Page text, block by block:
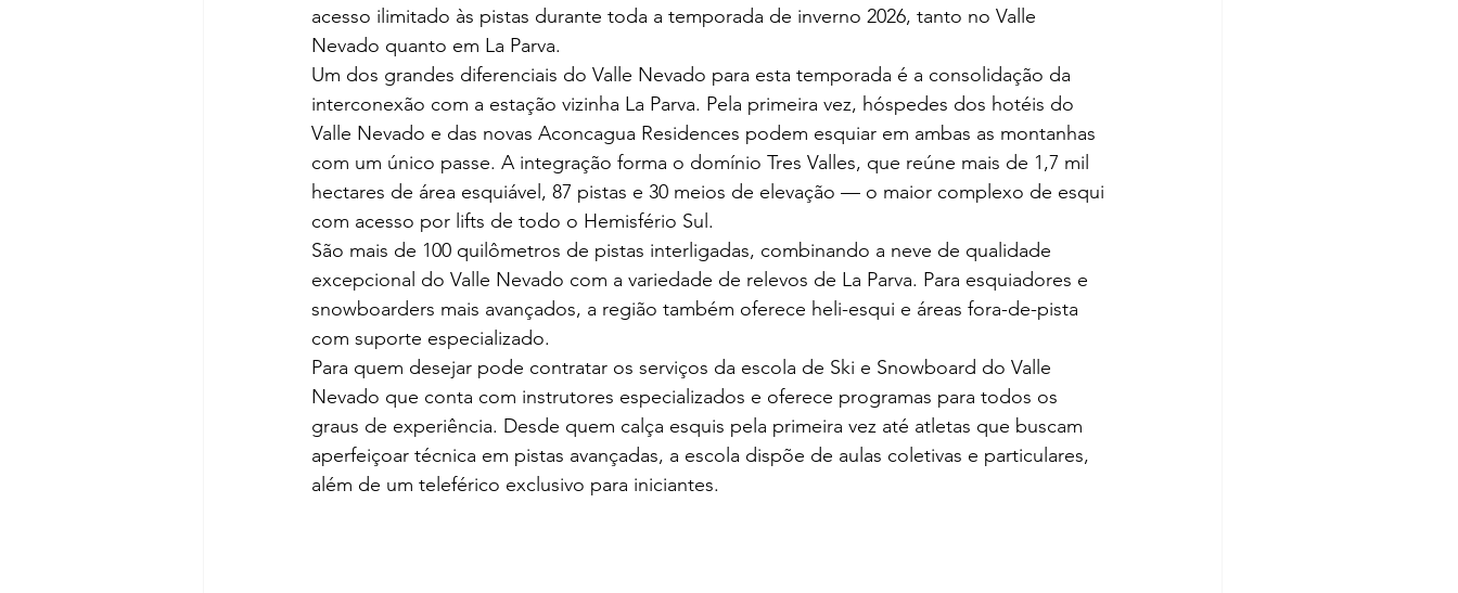
acesso ilimitado às pistas durante toda a temporada de inverno 2026, tanto no Valle
Nevado quanto em La Parva.
Um dos grandes diferenciais do Valle Nevado para esta temporada é a consolidação da
interconexão com a estação vizinha La Parva. Pela primeira vez, hóspedes dos hotéis do
Valle Nevado e das novas Aconcagua Residences podem esquiar em ambas as montanhas
com um único passe. A integração forma o domínio Tres Valles, que reúne mais de 1,7 mil
hectares de área esquiável, 87 pistas e 30 meios de elevação — o maior complexo de esqui
com acesso por lifts de todo o Hemisfério Sul.
São mais de 100 quilômetros de pistas interligadas, combinando a neve de qualidade
excepcional do Valle Nevado com a variedade de relevos de La Parva. Para esquiadores e
snowboarders mais avançados, a região também oferece heli-esqui e áreas fora-de-pista
com suporte especializado.
Para quem desejar pode contratar os serviços da escola de Ski e Snowboard do Valle
Nevado que conta com instrutores especializados e oferece programas para todos os
graus de experiência. Desde quem calça esquis pela primeira vez até atletas que buscam
aperfeiçoar técnica em pistas avançadas, a escola dispõe de aulas coletivas e particulares,
além de um teleférico exclusivo para iniciantes.